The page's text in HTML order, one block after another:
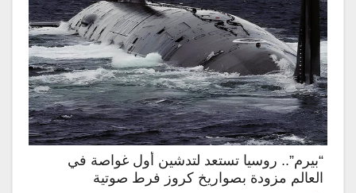
“بيرم”.. روسيا تستعد لتدشين أول غواصة في
العالم مزودة بصواريخ كروز فرط صوتية